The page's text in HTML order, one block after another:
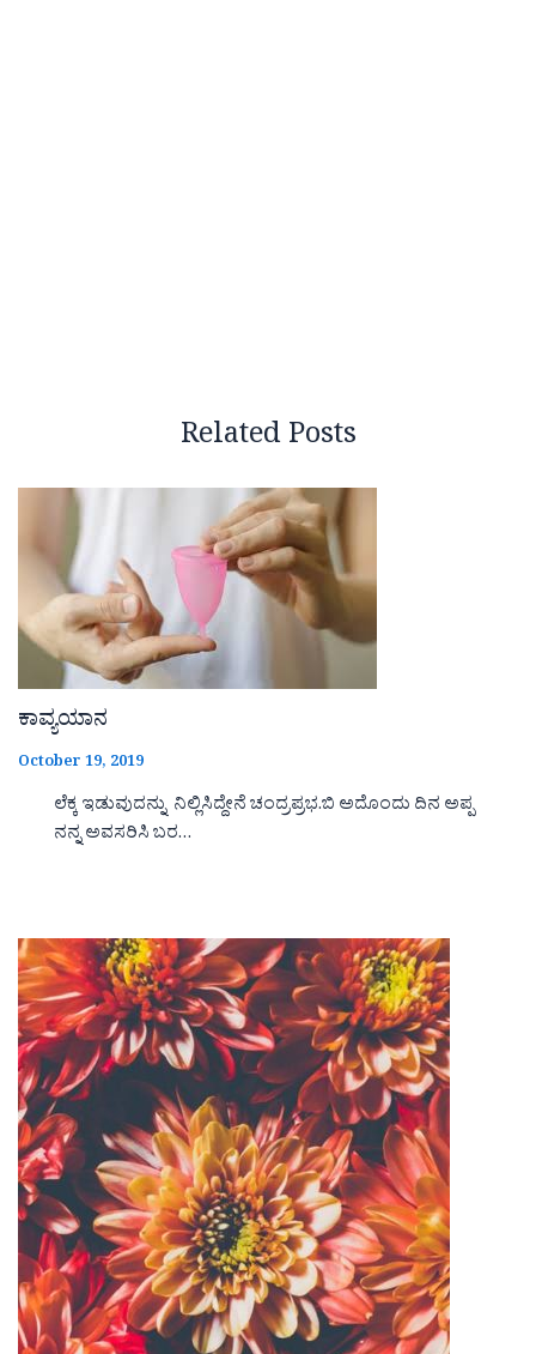
Related Posts
ಕಾವ್ಯಯಾನ
October 19, 2019
ಲೆಕ್ಕ ಇಡುವುದನ್ನು ನಿಲ್ಲಿಸಿದ್ದೇನೆ ಚಂದ್ರಪ್ರಭ.ಬಿ ಅದೊಂದು ದಿನ ಅಪ್ಪ
ನನ್ನ ಅವಸರಿಸಿ ಬರ…